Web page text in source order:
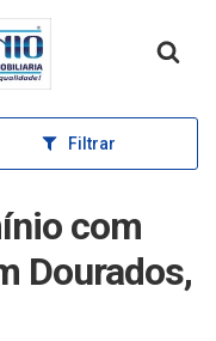
Filtrar
com
Dourados,